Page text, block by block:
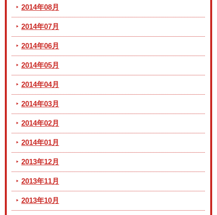
2014年08月
2014年07月
2014年06月
2014年05月
2014年04月
2014年03月
2014年02月
2014年01月
2013年12月
2013年11月
2013年10月